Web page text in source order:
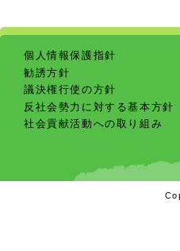
個人情報保護指針
勧誘方針
議決権行使の方針
反社会勢力に対する基本方針
社会貢献活動への取り組み